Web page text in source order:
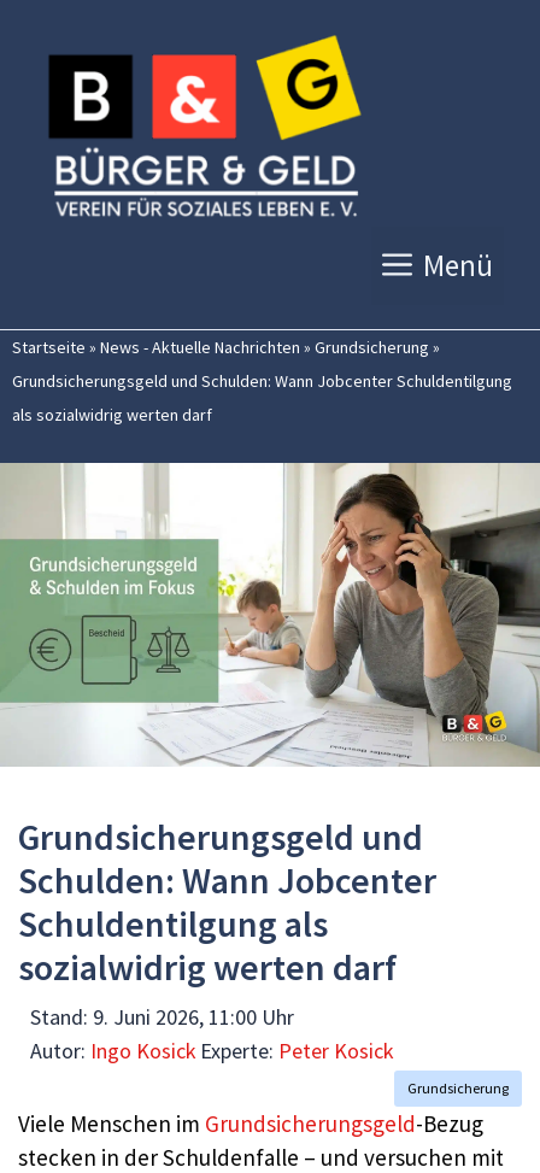
Inhalt
springen
Menü
Startseite » News - Aktuelle Nachrichten » Grundsicherung »
Grundsicherungsgeld und Schulden: Wann Jobcenter Schuldentilgung
als sozialwidrig werten darf
Grundsicherungsgeld und
Schulden: Wann Jobcenter
Schuldentilgung als
sozialwidrig werten darf
Stand: 9. Juni 2026, 11:00 Uhr
Autor: Ingo Kosick Experte: Peter Kosick
Grundsicherung
Viele Menschen im Grundsicherungsgeld-Bezug
stecken in der Schuldenfalle – und versuchen mit